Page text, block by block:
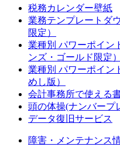
税務カレンダー壁紙
業務テンプレートダ
限定）
業種別 パワーポイン
ンズ・ゴールド限定）
業種別 パワーポイン
めし版）
会計事務所で使える
頭の体操(ナンバープ
データ復旧サービス
障害・メンテナンス